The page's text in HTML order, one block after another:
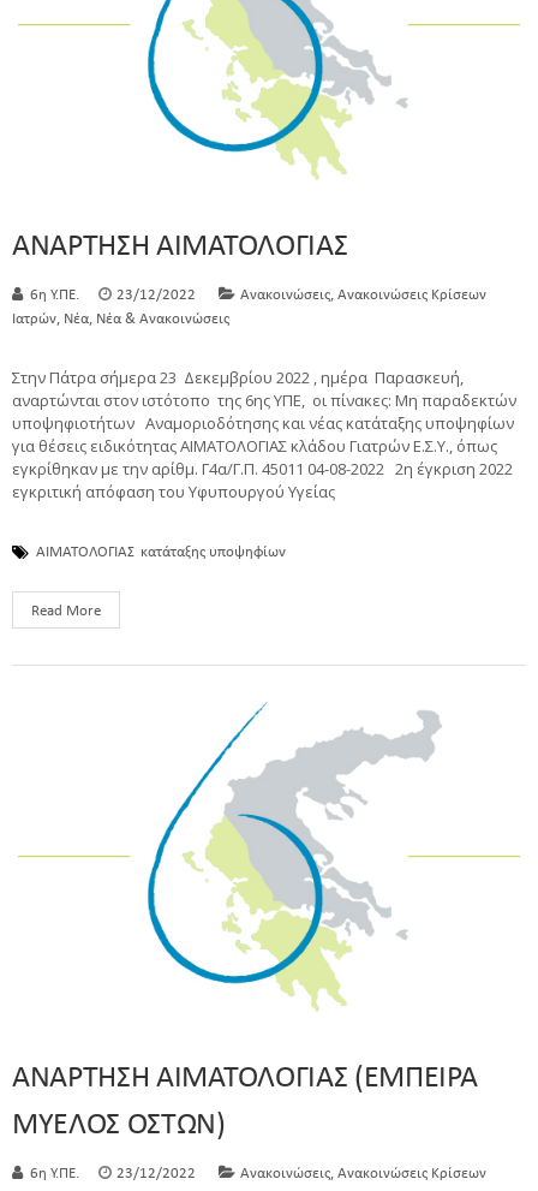
ΑΝΑΡΤΗΣΗ ΑΙΜΑΤΟΛΟΓΙΑΣ
6η Υ.ΠΕ. 23/12/2022 Ανακοινώσεις, Ανακοινώσεις Κρίσεων
Ιατρών, Νέα, Νέα & Ανακοινώσεις
Στην Πάτρα σήμερα 23 Δεκεμβρίου 2022 , ημέρα Παρασκευή,
αναρτώνται στον ιστότοπο της 6ης ΥΠΕ, οι πίνακες: Μη παραδεκτών
υποψηφιοτήτων Αναμοριοδότησης και νέας κατάταξης υποψηφίων
για θέσεις ειδικότητας ΑΙΜΑΤΟΛΟΓΙΑΣ κλάδου Γιατρών Ε.Σ.Υ., όπως
εγκρίθηκαν με την αρίθμ. Γ4α/Γ.Π. 45011 04-08-2022 2η έγκριση 2022
εγκριτική απόφαση του Υφυπουργού Υγείας
ΑΙΜΑΤΟΛΟΓΙΑΣ κατάταξης υποψηφίων
Read More
ΑΝΑΡΤΗΣΗ ΑΙΜΑΤΟΛΟΓΙΑΣ (ΕΜΠΕΙΡΑ
ΜΥΕΛΟΣ ΟΣΤΩΝ)
6η Υ.ΠΕ. 23/12/2022 Ανακοινώσεις, Ανακοινώσεις Κρίσεων